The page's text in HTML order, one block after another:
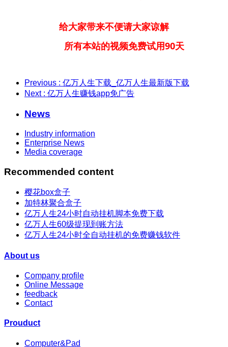
给大家带来不便请大家谅解
所有本站的视频免费试用90天
Previous : 亿万人生下载_亿万人生最新版下载
Next : 亿万人生赚钱app免广告
News
Industry information
Enterprise News
Media coverage
Recommended content
樱花box盒子
加特林聚合盒子
亿万人生24小时自动挂机脚本免费下载
亿万人生60级提现到账方法
亿万人生24小时全自动挂机的免费赚钱软件
About us
Company profile
Online Message
feedback
Contact
Prouduct
Computer&Pad